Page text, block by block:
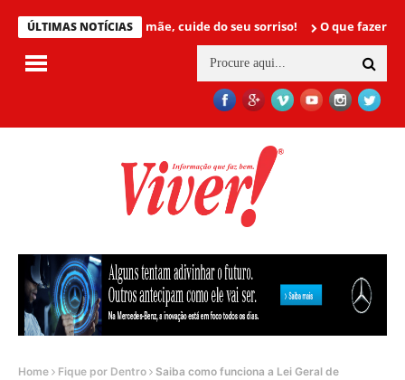
ÚLTIMAS NOTÍCIASMamãe, cuide do seu sorriso! O que fazer para não
Home Fique por Dentro
Saiba como funciona a Lei Geral de